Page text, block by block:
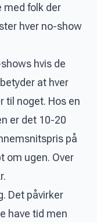
med folk der
hver no-show
hvis de
at hver
til noget. Hos en
er det 10-20
på
om ugen. Over
Det påvirker
have tid men